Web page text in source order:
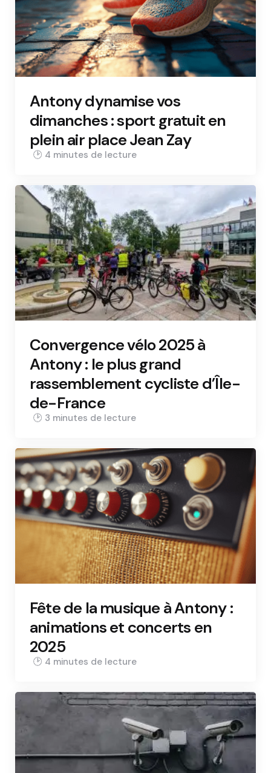
Antony dynamise vos
dimanches : sport gratuit en
plein air place Jean Zay
4 min
Convergence vélo 2025 à
Antony : le plus grand
rassemblement cycliste d’Île-
de-France
3 min
Fête de la musique à Antony :
animations et concerts en
2025
4 min